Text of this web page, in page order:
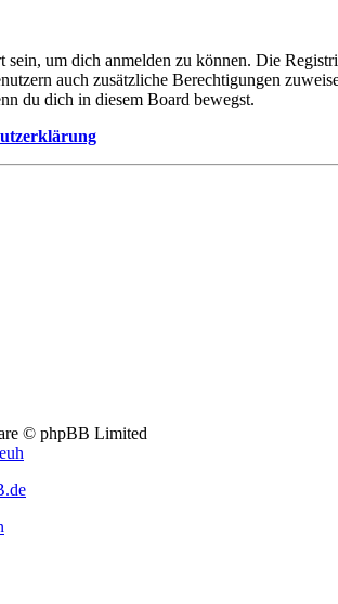
sein, um dich anmelden zu können. Die
auch zusätzliche Berechtigungen
du dich in diesem Board bewegst.
© phpBB Limited